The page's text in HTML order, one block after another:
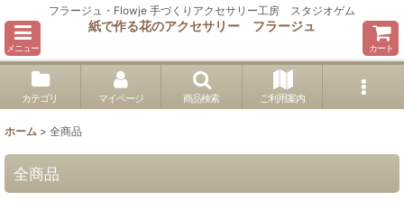
フラージュ・Flowje 手づくりアクセサリー工房 スタジオゲム
メニュー
紙で作る花のアクセサリー フラージュ
カート
カテゴリ マイページ 商品検索 ご利用案内
ホーム > 全商品
全商品